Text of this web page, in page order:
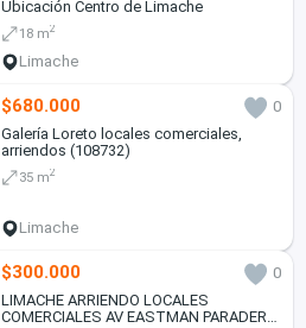
Ubicación Centro de Limache
18 m2
Limache
$680.000
0
Galería Loreto locales comerciales,
arriendos (108732)
35 m2
Limache
$300.000
0
LIMACHE ARRIENDO LOCALES
COMERCIALES AV EASTMAN PARADERO